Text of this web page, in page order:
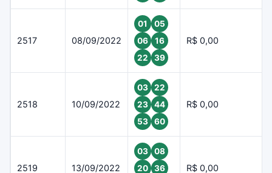
2517 08/09/2022
01
05
06
16
22
39
R$ 0,00
2518 10/09/2022
03
22
23
44
53
60
R$ 0,00
2519 13/09/2022
03
08
20
36 R$ 0,00